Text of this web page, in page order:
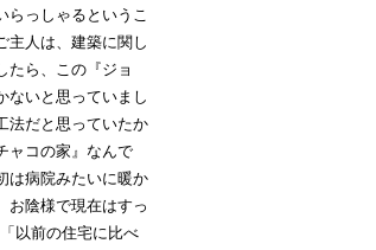
らっしゃるというこ
主人は、建築に関し
たら、この『ジョ
ないと思っていまし
法だと思っていたか
ャコの家』なんで
は病院みたいに暖か
お陰様で現在はすっ
以前の住宅に比べ